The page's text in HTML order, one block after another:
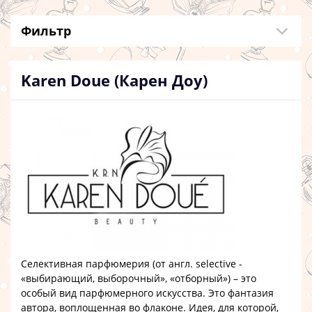
Фильтр
Karen Doue (Карен Доу)
Селективная парфюмерия (от англ. selective -
«выбирающий, выборочный», «отборный») – это
особый вид парфюмерного искусства. Это фантазия
автора, воплощенная во флаконе. Идея, для которой,